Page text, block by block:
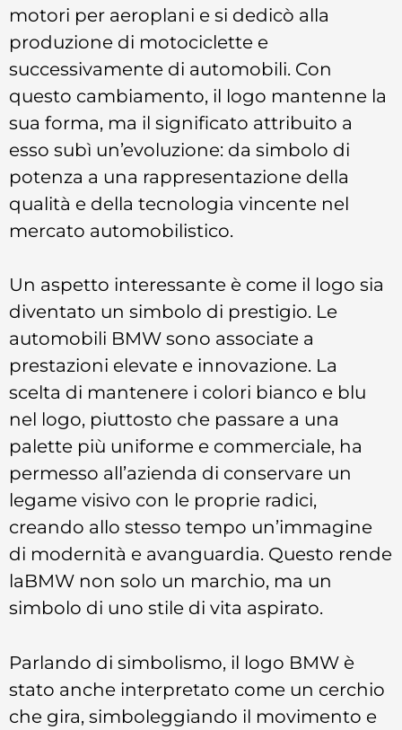
motori per aeroplani e si dedicò alla
produzione di motociclette e
successivamente di automobili. Con
questo cambiamento, il logo mantenne la
sua forma, ma il significato attribuito a
esso subì un’evoluzione: da simbolo di
potenza a una rappresentazione della
qualità e della tecnologia vincente nel
mercato automobilistico.
Un aspetto interessante è come il logo sia
diventato un simbolo di prestigio. Le
automobili BMW sono associate a
prestazioni elevate e innovazione. La
scelta di mantenere i colori bianco e blu
nel logo, piuttosto che passare a una
palette più uniforme e commerciale, ha
permesso all’azienda di conservare un
legame visivo con le proprie radici,
creando allo stesso tempo un’immagine
di modernità e avanguardia. Questo rende
laBMW non solo un marchio, ma un
simbolo di uno stile di vita aspirato.
Parlando di simbolismo, il logo BMW è
stato anche interpretato come un cerchio
che gira, simboleggiando il movimento e